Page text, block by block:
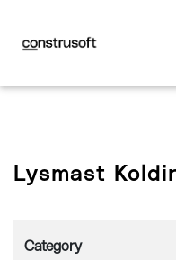
Lysmast
Category